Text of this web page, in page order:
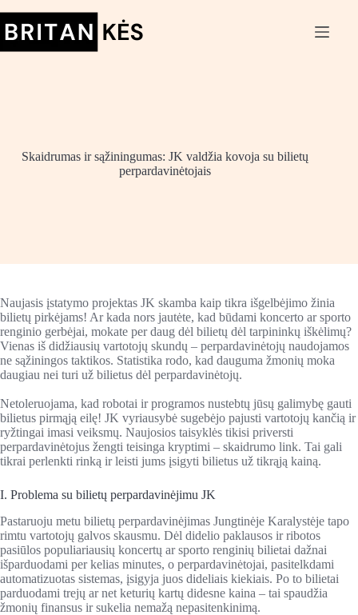
to
content
Skaidrumas ir sąžiningumas: JK valdžia kovoja su bilietų
perpardavinėtojais
Naujasis įstatymo projektas JK skamba kaip tikra išgelbėjimo žinia
bilietų pirkėjams! Ar kada nors jautėte, kad būdami koncerto ar sporto
renginio gerbėjai, mokate per daug dėl bilietų dėl tarpininkų iškėlimų?
Vienas iš didžiausių vartotojų skundų – perpardavinėtojų naudojamos
ne sąžiningos taktikos. Statistika rodo, kad dauguma žmonių moka
daugiau nei turi už bilietus dėl perpardavinėtojų.
Netoleruojama, kad robotai ir programos nustebtų jūsų galimybę gauti
bilietus pirmąją eilę! JK vyriausybė sugebėjo pajusti vartotojų kančią ir
ryžtingai imasi veiksmų. Naujosios taisyklės tikisi priversti
perpardavinėtojus žengti teisinga kryptimi – skaidrumo link. Tai gali
tikrai perlenkti rinką ir leisti jums įsigyti bilietus už tikrąją kainą.
I. Problema su bilietų perpardavinėjimu JK
Pastaruoju metu bilietų perpardavinėjimas Jungtinėje Karalystėje tapo
rimtu vartotojų galvos skausmu. Dėl didelio paklausos ir ribotos
pasiūlos populiariausių koncertų ar sporto renginių bilietai dažnai
išparduodami per kelias minutes, o perpardavinėtojai, pasitelkdami
automatizuotas sistemas, įsigyja juos dideliais kiekiais. Po to bilietai
parduodami trejų ar net keturių kartų didesne kaina – tai spaudžia
žmonių finansus ir sukelia nemažą nepasitenkinimą.